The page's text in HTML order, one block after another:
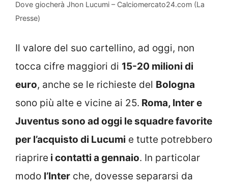
Dove giocherà Jhon Lucumi – Calciomercato24.com (La
Presse)
Il valore del suo cartellino, ad oggi, non
tocca cifre maggiori di 15-20 milioni di
euro, anche se le richieste del Bologna
sono più alte e vicine ai 25. Roma, Inter e
Juventus sono ad oggi le squadre favorite
per l’acquisto di Lucumi e tutte potrebbero
riaprire i contatti a gennaio. In particolar
modo l’Inter che, dovesse separarsi da